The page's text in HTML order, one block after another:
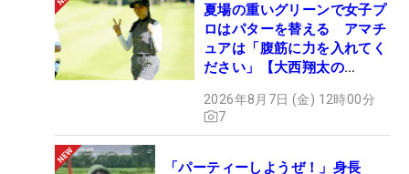
夏場の重いグリーンで女子プ
ロはパターを替える アマチ
ュアは「腹筋に力を入れてく
ださい」【大西翔太の
2026年8月7日 (金) 12時00分
7
「パーティーしようぜ！」身長